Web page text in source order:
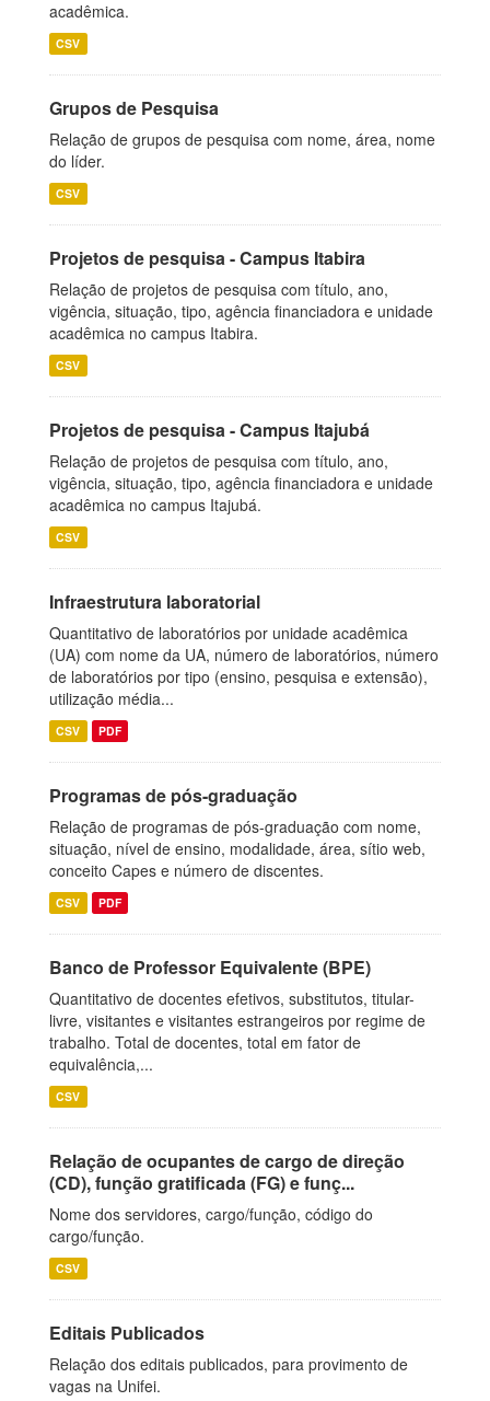
acadêmica.
CSV
Grupos de Pesquisa
Relação de grupos de pesquisa com nome, área, nome
do líder.
CSV
Projetos de pesquisa - Campus Itabira
Relação de projetos de pesquisa com título, ano,
vigência, situação, tipo, agência financiadora e unidade
acadêmica no campus Itabira.
CSV
Projetos de pesquisa - Campus Itajubá
Relação de projetos de pesquisa com título, ano,
vigência, situação, tipo, agência financiadora e unidade
acadêmica no campus Itajubá.
CSV
Infraestrutura laboratorial
Quantitativo de laboratórios por unidade acadêmica
(UA) com nome da UA, número de laboratórios, número
de laboratórios por tipo (ensino, pesquisa e extensão),
utilização média...
CSV PDF
Programas de pós-graduação
Relação de programas de pós-graduação com nome,
situação, nível de ensino, modalidade, área, sítio web,
conceito Capes e número de discentes.
CSV PDF
Banco de Professor Equivalente (BPE)
Quantitativo de docentes efetivos, substitutos, titular-
livre, visitantes e visitantes estrangeiros por regime de
trabalho. Total de docentes, total em fator de
equivalência,...
CSV
Relação de ocupantes de cargo de direção
(CD), função gratificada (FG) e funç...
Nome dos servidores, cargo/função, código do
cargo/função.
CSV
Editais Publicados
Relação dos editais publicados, para provimento de
vagas na Unifei.